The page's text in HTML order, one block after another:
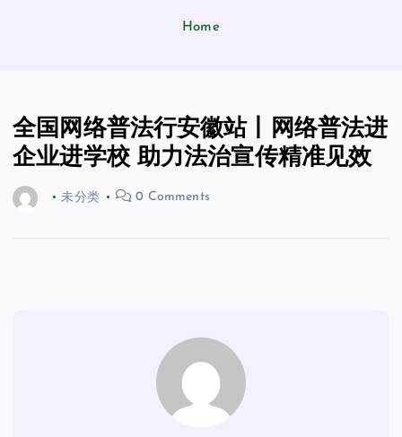
Home
全国网络普法行安徽站丨网络普法进
企业进学校 助力法治宣传精准见效
未分类 0 Comments